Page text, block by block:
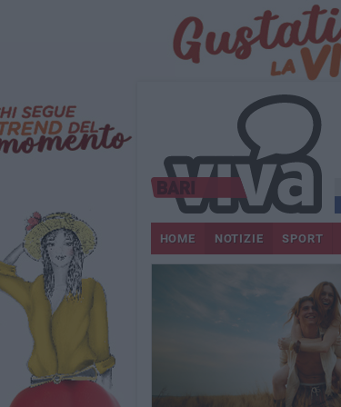
HOME NOTIZIE SPORT